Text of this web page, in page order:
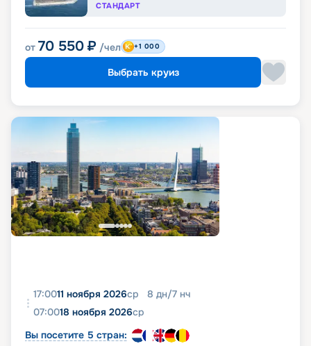
СТАНДАРТ
от 70 550 ₽ /чел +1 000
Выбрать круиз
17:0011 ноября 2026ср 8 дн/7 нч
07:0018 ноября 2026ср
Вы посетите 5 стран: